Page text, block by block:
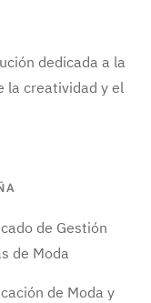
dedicada a la
la creatividad y el
de Gestión
de Moda
de Moda y